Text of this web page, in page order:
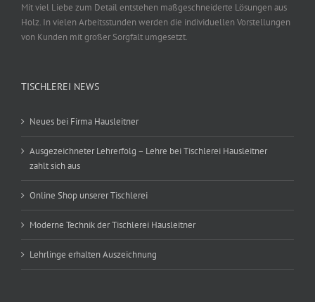
Mit viel Liebe zum Detail entstehen maßgeschneiderte Lösungen aus
Holz. In vielen Arbeitsstunden werden die individuellen Vorstellungen
von Kunden mit großer Sorgfalt umgesetzt.
TISCHLEREI NEWS
Neues bei Firma Hausleitner
Ausgezeichneter Lehrerfolg – Lehre bei Tischlerei Hausleitner
zahlt sich aus
Online Shop unserer Tischlerei
Moderne Technik der Tischlerei Hausleitner
Lehrlinge erhalten Auszeichnung